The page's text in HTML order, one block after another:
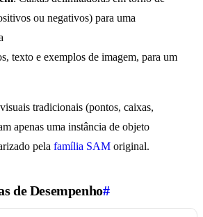
ou negativos) para uma
texto e exemplos de imagem, para um
tradicionais (pontos, caixas,
apenas uma instância de objeto
pela família SAM original.
de Desempenho#